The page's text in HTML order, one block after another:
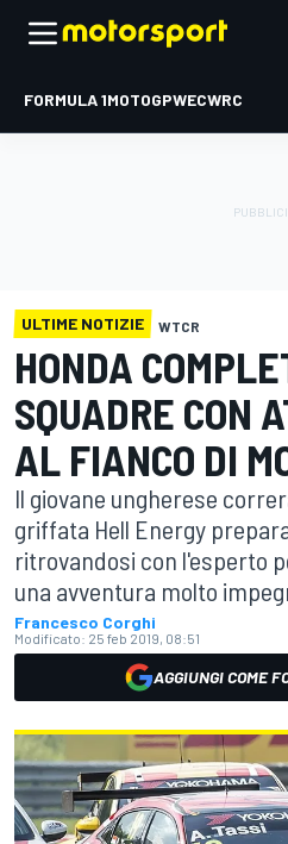
FORMULA 1MOTOGPWECWRC
ULTIME NOTIZIE WTCR
HONDA
SQUADRE CON
AL FIANCO DI
Il giovane ungherese
griffata Hell Energy
ritrovandosi con l'esperto
una avventura molto
Francesco Corghi
Modificato: 25 feb 2019, 08:51
AGGIUNGI COME